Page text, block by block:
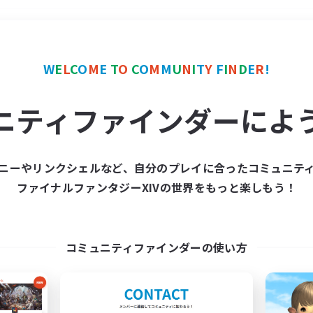
＃極挑戦 使用言語
募集数 0件
が見つかりませんでし
条件を変えて検索してみるでっす！
WELCOME TO COMMUNITY FINDER!
ティファインダーによ
ーやリンクシェルなど、自分のプレイに合ったコミュニテ
ファイナルファンタジーXIVの世界をもっと楽しもう！
コミュニティファインダーの使い方